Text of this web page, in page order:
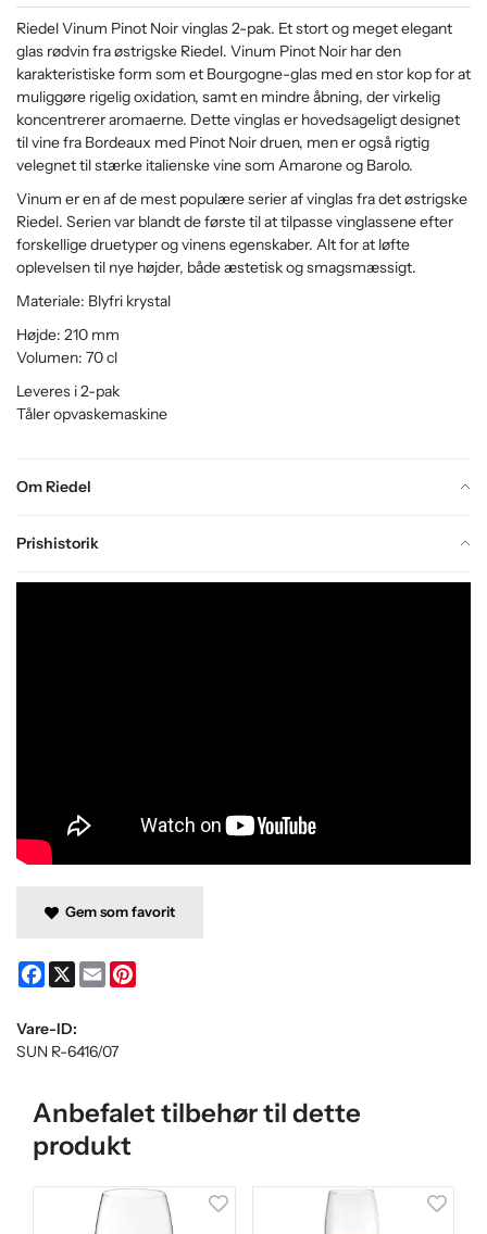
Om Riedel
Prishistorik
Riedel Vinum Pinot Noir vinglas 2-pak. Et stort og meget elegant
glas rødvin fra østrigske Riedel. Vinum Pinot Noir har den
karakteristiske form som et Bourgogne-glas med en stor kop for at
muliggøre rigelig oxidation, samt en mindre åbning, der virkelig
koncentrerer aromaerne. Dette vinglas er hovedsageligt designet
til vine fra Bordeaux med Pinot Noir druen, men er også rigtig
velegnet til stærke italienske vine som Amarone og Barolo.
Vinum er en af ​​de mest populære serier af vinglas fra det østrigske
Riedel. Serien var blandt de første til at tilpasse vinglassene efter
forskellige druetyper og vinens egenskaber. Alt for at løfte
oplevelsen til nye højder, både æstetisk og smagsmæssigt.
Materiale: Blyfri krystal
Højde: 210 mm
Volumen: 70 cl
Leveres i 2-pak
Tåler opvaskemaskine
Gem som favorit
Facebook
X Email
Vare-ID:
SUN R-6416/07
Anbefalet tilbehør til dette
produkt